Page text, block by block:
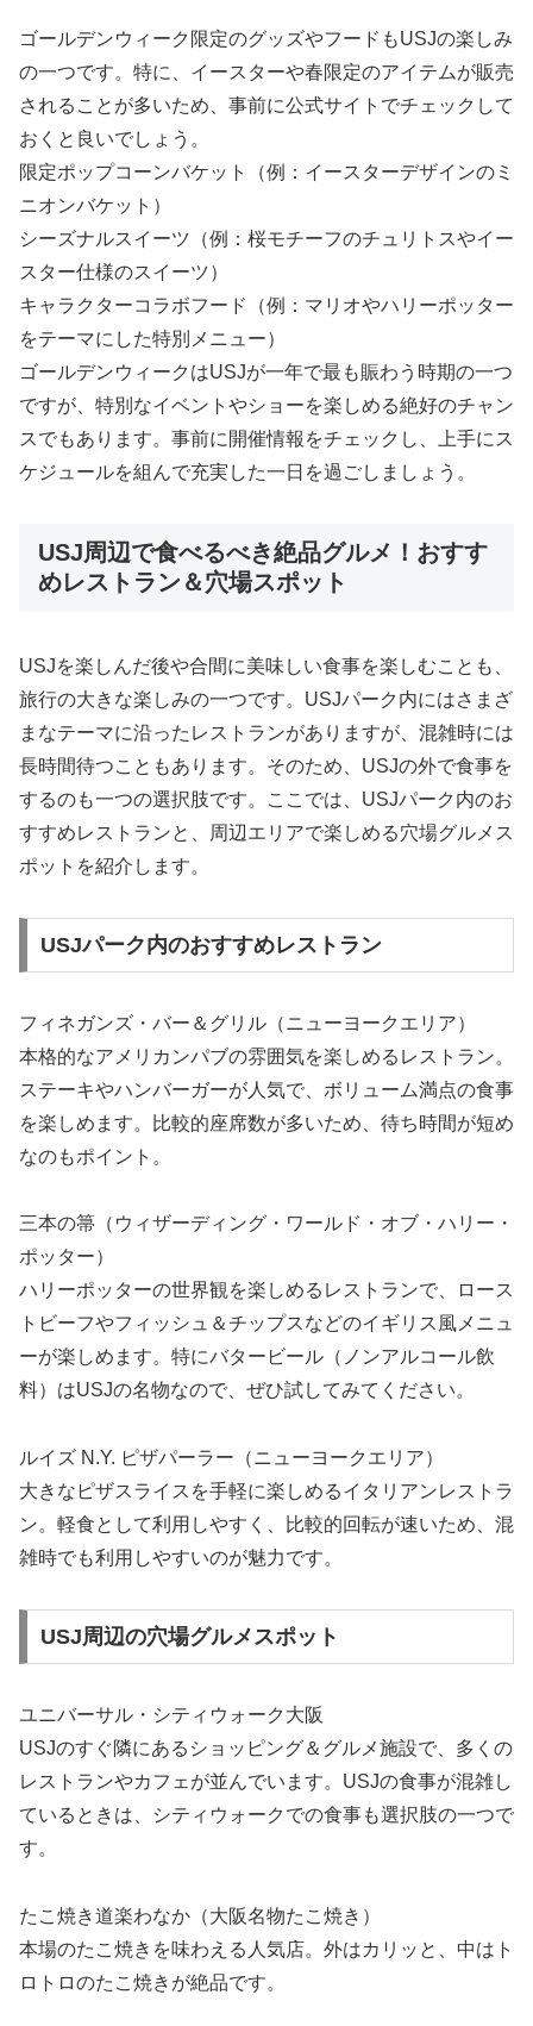
ゴールデンウィーク限定のグッズやフードもUSJの楽しみ
の一つです。特に、イースターや春限定のアイテムが販売
されることが多いため、事前に公式サイトでチェックして
おくと良いでしょう。
限定ポップコーンバケット（例：イースターデザインのミ
ニオンバケット）
シーズナルスイーツ（例：桜モチーフのチュリトスやイー
スター仕様のスイーツ）
キャラクターコラボフード（例：マリオやハリーポッター
をテーマにした特別メニュー）
ゴールデンウィークはUSJが一年で最も賑わう時期の一つ
ですが、特別なイベントやショーを楽しめる絶好のチャン
スでもあります。事前に開催情報をチェックし、上手にス
ケジュールを組んで充実した一日を過ごしましょう。
USJ周辺で食べるべき絶品グルメ！おすす
めレストラン＆穴場スポット
USJを楽しんだ後や合間に美味しい食事を楽しむことも、
旅行の大きな楽しみの一つです。USJパーク内にはさまざ
まなテーマに沿ったレストランがありますが、混雑時には
長時間待つこともあります。そのため、USJの外で食事を
するのも一つの選択肢です。ここでは、USJパーク内のお
すすめレストランと、周辺エリアで楽しめる穴場グルメス
ポットを紹介します。
USJパーク内のおすすめレストラン
フィネガンズ・バー＆グリル（ニューヨークエリア）
本格的なアメリカンパブの雰囲気を楽しめるレストラン。
ステーキやハンバーガーが人気で、ボリューム満点の食事
を楽しめます。比較的座席数が多いため、待ち時間が短め
なのもポイント。
三本の箒（ウィザーディング・ワールド・オブ・ハリー・
ポッター）
ハリーポッターの世界観を楽しめるレストランで、ロース
トビーフやフィッシュ＆チップスなどのイギリス風メニュ
ーが楽しめます。特にバタービール（ノンアルコール飲
料）はUSJの名物なので、ぜひ試してみてください。
ルイズ N.Y. ピザパーラー（ニューヨークエリア）
大きなピザスライスを手軽に楽しめるイタリアンレストラ
ン。軽食として利用しやすく、比較的回転が速いため、混
雑時でも利用しやすいのが魅力です。
USJ周辺の穴場グルメスポット
ユニバーサル・シティウォーク大阪
USJのすぐ隣にあるショッピング＆グルメ施設で、多くの
レストランやカフェが並んでいます。USJの食事が混雑し
ているときは、シティウォークでの食事も選択肢の一つで
す。
たこ焼き道楽わなか（大阪名物たこ焼き）
本場のたこ焼きを味わえる人気店。外はカリッと、中はト
ロトロのたこ焼きが絶品です。